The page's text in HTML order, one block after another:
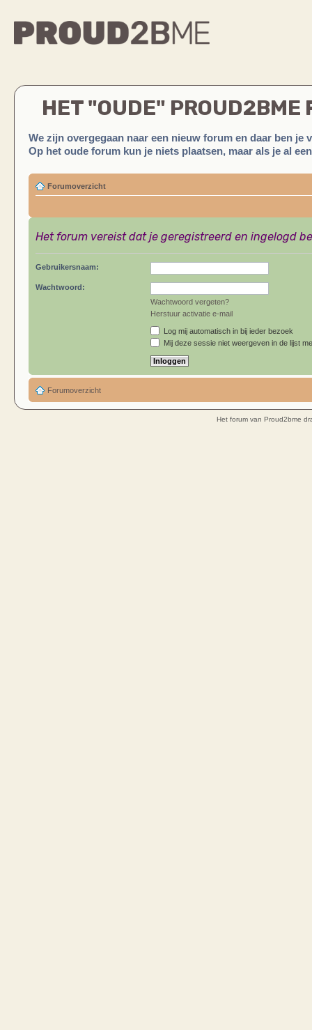
HET "OUDE" PROUD2BME
We zijn overgegaan naar een nieuw forum en daar ben je
Op het oude forum kun je niets plaatsen, maar als je al
Forumoverzicht
Het forum vereist dat je geregistreerd en ingelogd
Gebruikersnaam:
Wachtwoord:
Wachtwoord vergeten?
Herstuur activatie e-mail
Log mij automatisch in bij ieder bezoek
Mij deze sessie niet weergeven in de lijst
Forumoverzicht
Het forum van Proud2bme